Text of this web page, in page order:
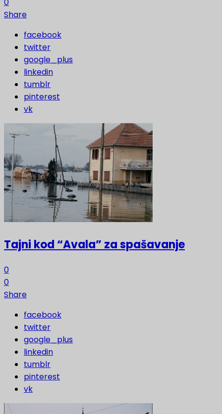
Share
facebook
twitter
google_plus
linkedin
tumblr
pinterest
vk
Tajni kod “Avala” za spašavanje
0
0
Share
facebook
twitter
google_plus
linkedin
tumblr
pinterest
vk